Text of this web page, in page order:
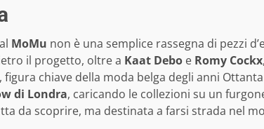
MoMu non è una semplice rassegna di pezzi
il progetto, oltre a Kaat Debo e Romy Cockx
, figura chiave della moda belga degli anni
di Londra, caricando le collezioni su un
da scoprire, ma destinata a farsi strada nel